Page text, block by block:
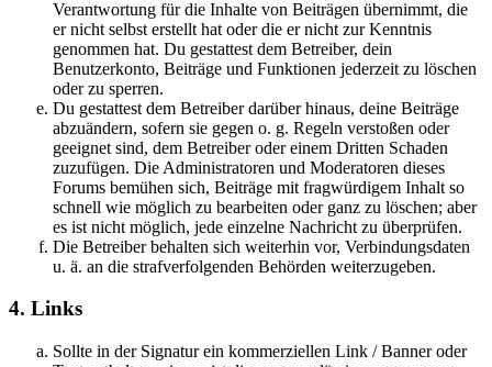
Verantwortung für die Inhalte von Beiträgen übernimmt, die
er nicht selbst erstellt hat oder die er nicht zur Kenntnis
genommen hat. Du gestattest dem Betreiber, dein
Benutzerkonto, Beiträge und Funktionen jederzeit zu löschen
oder zu sperren.
Du gestattest dem Betreiber darüber hinaus, deine Beiträge
abzuändern, sofern sie gegen o. g. Regeln verstoßen oder
geeignet sind, dem Betreiber oder einem Dritten Schaden
zuzufügen. Die Administratoren und Moderatoren dieses
Forums bemühen sich, Beiträge mit fragwürdigem Inhalt so
schnell wie möglich zu bearbeiten oder ganz zu löschen; aber
es ist nicht möglich, jede einzelne Nachricht zu überprüfen.
Die Betreiber behalten sich weiterhin vor, Verbindungsdaten
u. ä. an die strafverfolgenden Behörden weiterzugeben.
4. Links
Sollte in der Signatur ein kommerziellen Link / Banner oder